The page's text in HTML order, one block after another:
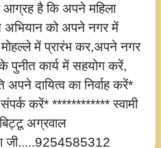
आग्रह है कि अपने महिला
को अपने नगर में
में प्रारंभ कर,अपने नगर
पुनीत कार्य में सहयोग करें,
दायित्व का निर्वाह करें*
करें* ************ स्वामी
अग्रवाल
जी.....9254585312